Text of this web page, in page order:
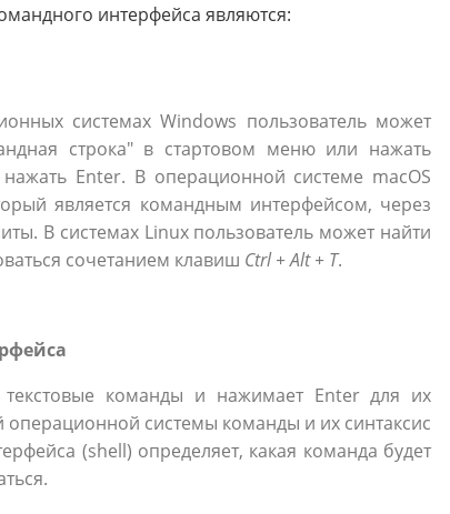
интерфейса являются:
системах Windows пользователь может
строка" в стартовом меню или нажать
Enter. В операционной системе macOS
является командным интерфейсом, через
В системах Linux пользователь может найти
сочетанием клавиш Ctrl + Alt + T.
текстовые команды и нажимает Enter для их
системы команды и их синтаксис
(shell) определяет, какая команда будет